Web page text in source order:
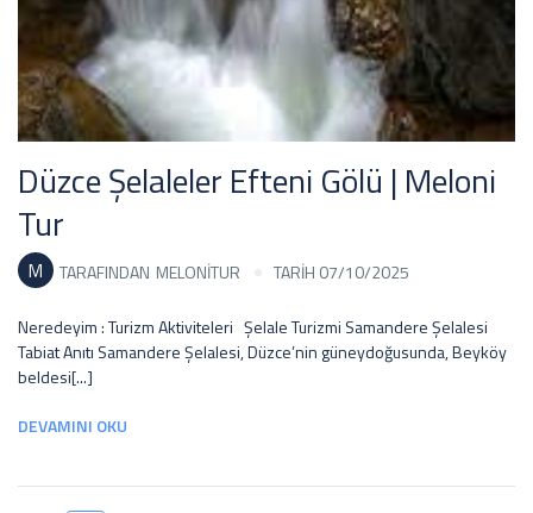
Düzce Şelaleler Efteni Gölü | Meloni
Tur
M TARAFINDAN MELONITUR TARİH 07/10/2025
Neredeyim : Turizm Aktiviteleri Şelale Turizmi Samandere Şelalesi
Tabiat Anıtı Samandere Şelalesi, Düzce’nin güneydoğusunda, Beyköy
beldesi[...]
DEVAMINI OKU